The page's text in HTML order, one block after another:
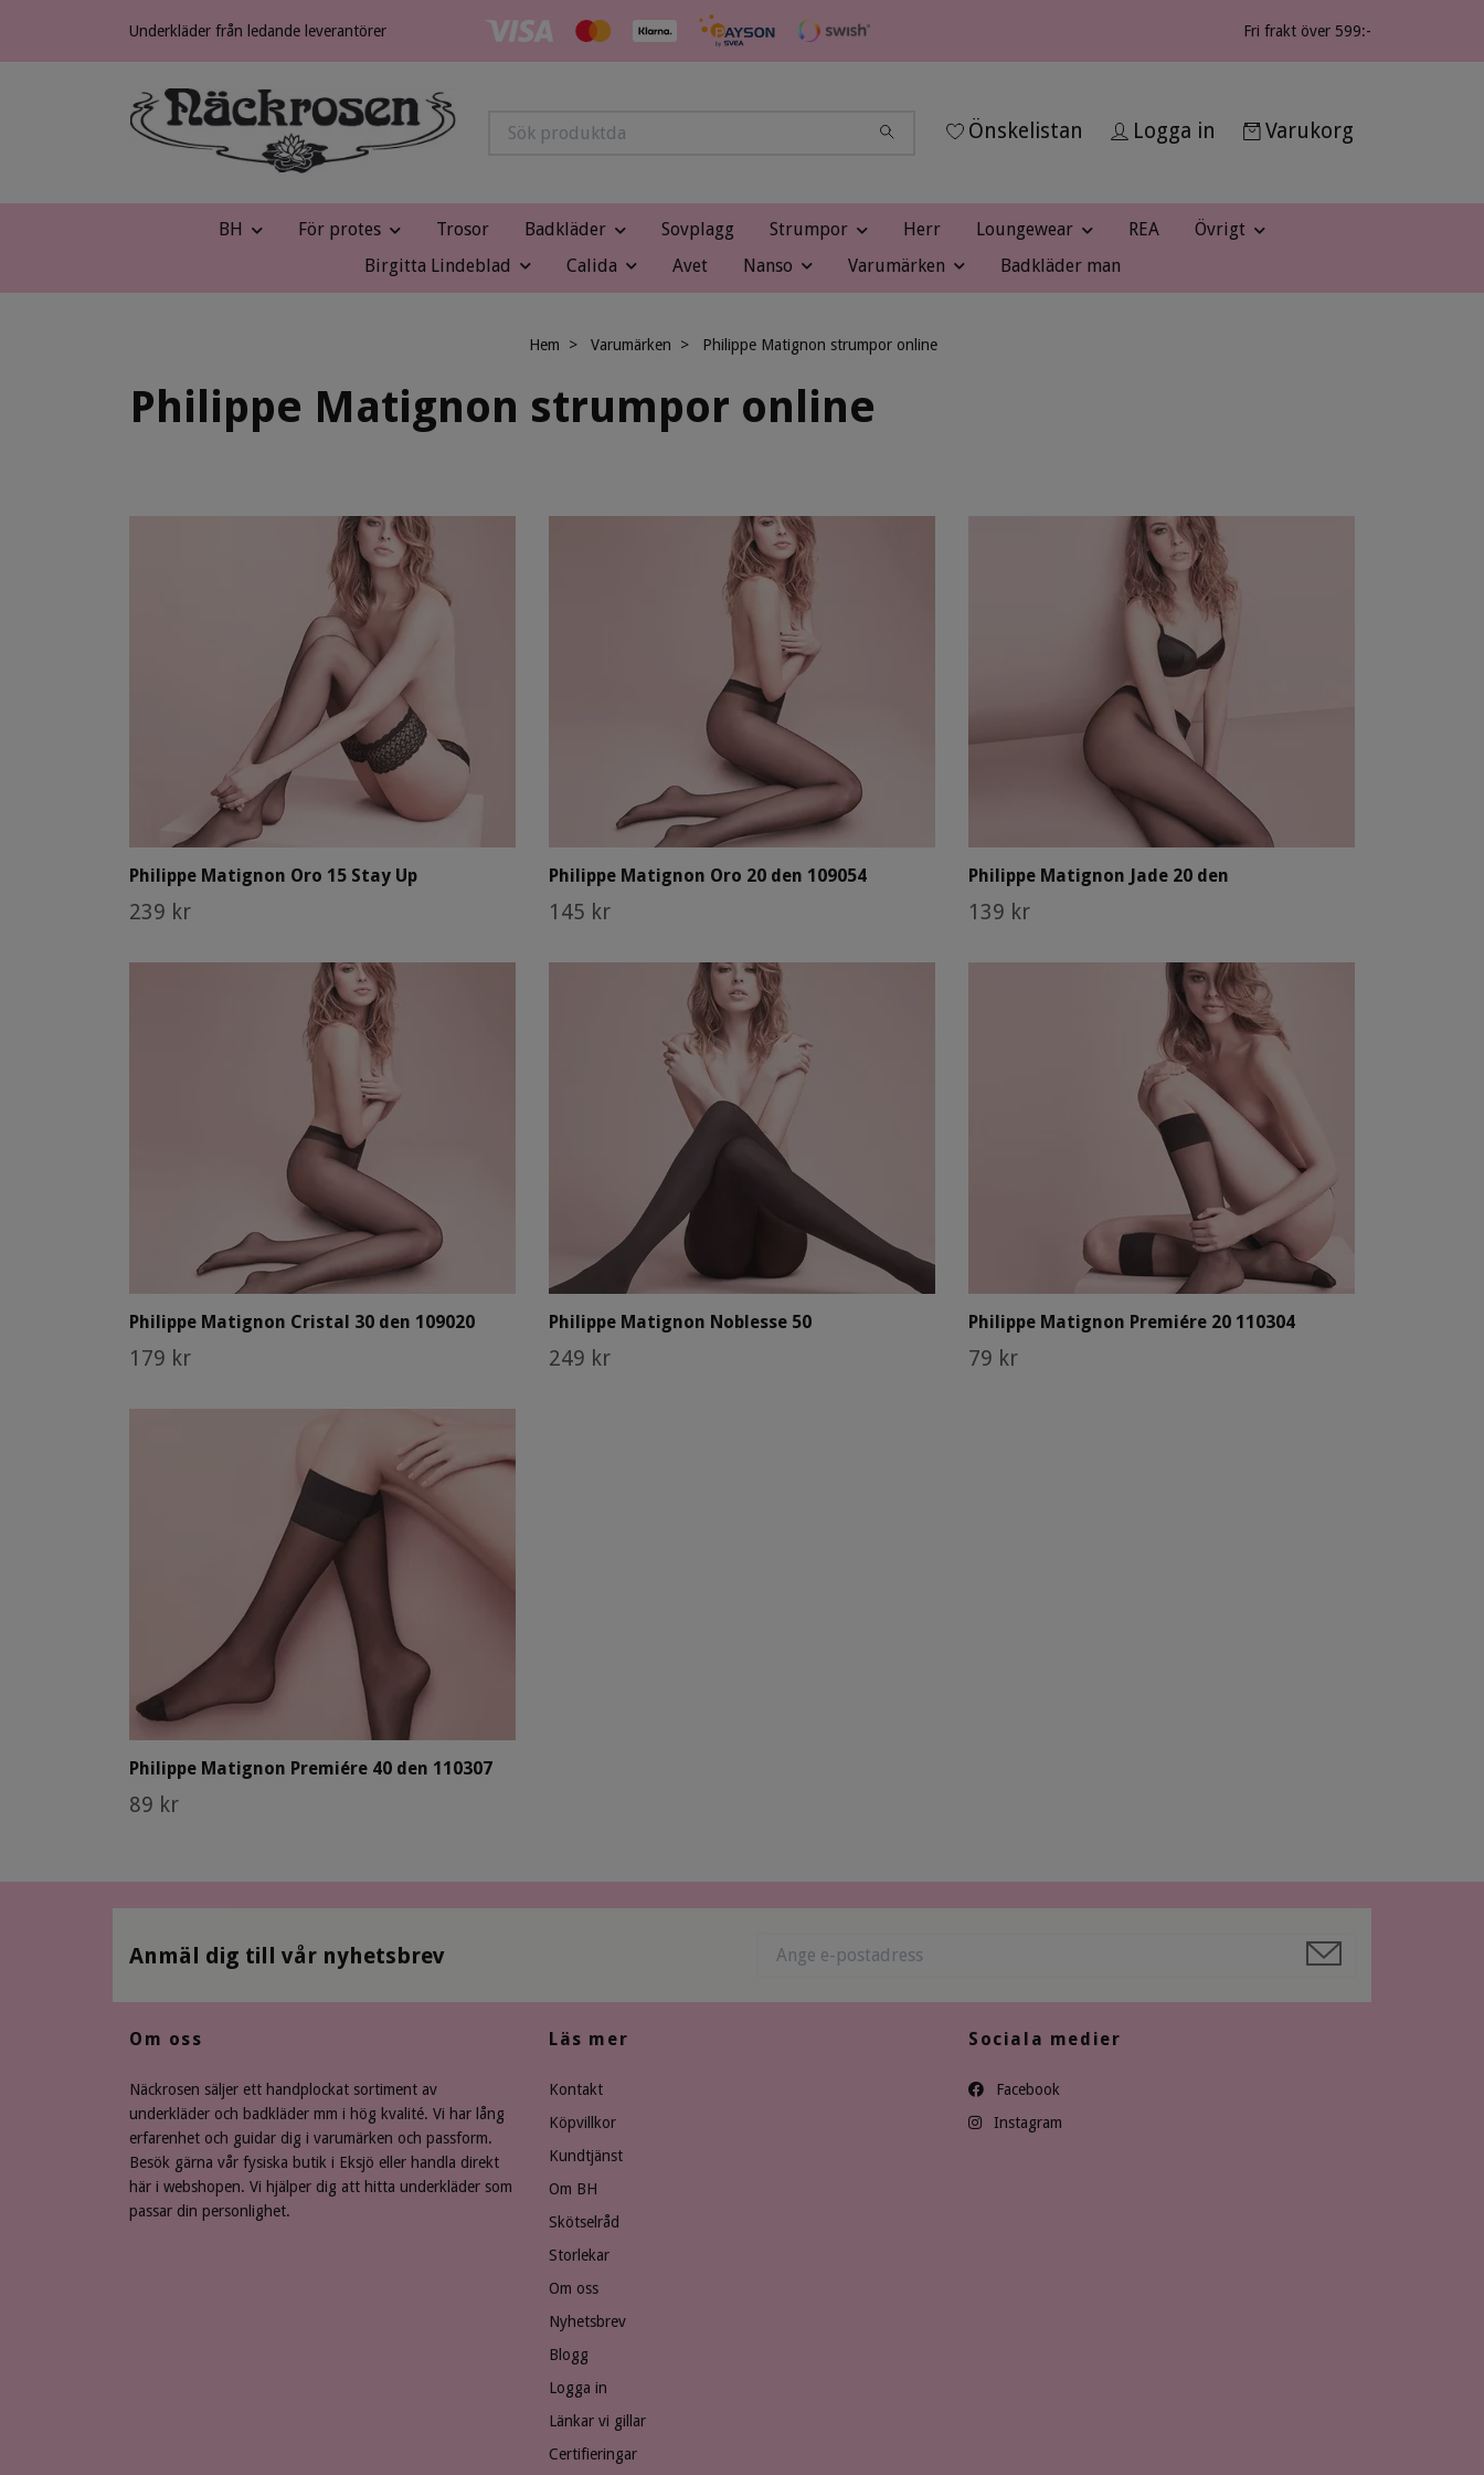
Underkläder från ledande leverantörer Fri frakt över 599:-
Önskelistan Logga in Varukorg
BH För protes Trosor Badkläder Sovplagg Strumpor Herr Loungewear REA
Övrigt
Birgitta Lindeblad
Calida Avet Nanso Varumärken Badkläder man
Hem Varumärken Philippe Matignon strumpor online
Philippe Matignon strumpor online
Philippe Matignon Oro 15 Stay Up
239 kr
Philippe Matignon Oro 20 den 109054
145 kr
Philippe Matignon Jade 20 den
139 kr
Philippe Matignon Cristal 30 den 109020
179 kr
Philippe Matignon Noblesse 50
249 kr
Philippe Matignon Premiére 20 110304
79 kr
Philippe Matignon Premiére 40 den 110307
89 kr
Anmäl dig till vår nyhetsbrev
Om oss
Näckrosen säljer ett handplockat sortiment av
underkläder och badkläder mm i hög kvalité. Vi har lång
erfarenhet och guidar dig i varumärken och passform.
Besök gärna vår fysiska butik i Eksjö eller handla direkt
här i webshopen. Vi hjälper dig att hitta underkläder som
passar din personlighet.
Läs mer
Kontakt
Köpvillkor
Kundtjänst
Om BH
Skötselråd
Storlekar
Om oss
Nyhetsbrev
Blogg
Logga in
Länkar vi gillar
Certifieringar
Sociala medier
Facebook
Instagram